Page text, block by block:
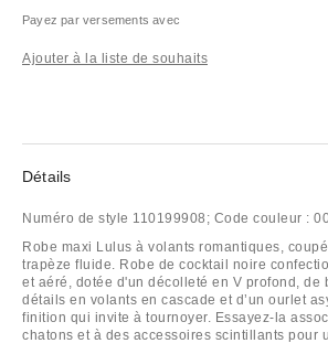
Payez par versements avec
Ajouter à la liste de souhaits
Détails
Numéro de style 110199908; Code couleur :
Robe maxi Lulus à volants romantiques,
trapèze fluide. Robe de cocktail noire
et aéré, dotée d'un décolleté en V profond, de
détails en volants en cascade et d’un ourlet
finition qui invite à tournoyer. Essayez-la
chatons et à des accessoires scintillants pour